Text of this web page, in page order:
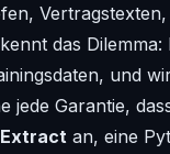
das
und
Garantie,
an, eine